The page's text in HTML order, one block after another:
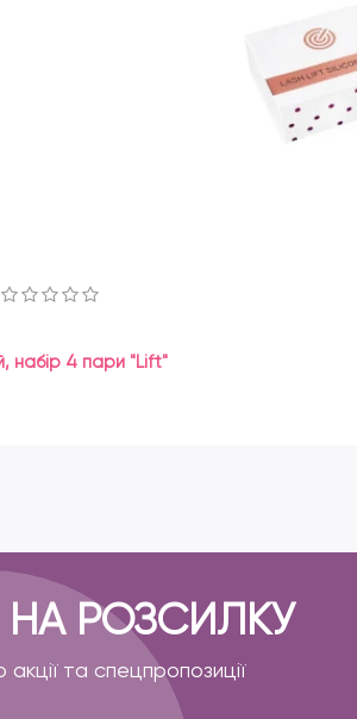
набір 4 пари "Lift"
РОЗСИЛКУ
та спецпропозиції